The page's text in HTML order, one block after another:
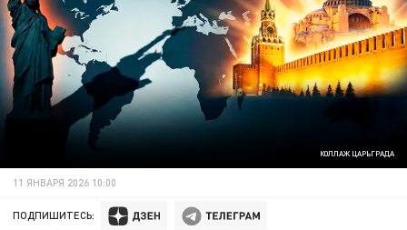
КОЛЛАЖ ЦАРЬГРАДА
11 ЯНВАРЯ 2026 10:00
ПОДПИШИТЕСЬ: